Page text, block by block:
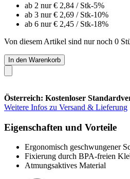
ab 2 nur€ 2,84 / Stk-5%
ab 3 nur€ 2,69 / Stk-10%
ab 6 nur€ 2,45 / Stk-18%
Von diesem Artikel sind nur noch 0
In den Warenkorb
Österreich: Kostenloser
Weitere Infos zu Versand & Lieferung
Eigenschaften und Vorteile
Ergonomisch geschwungener
Fixierung durch BPA-freien
Atmungsaktives Material